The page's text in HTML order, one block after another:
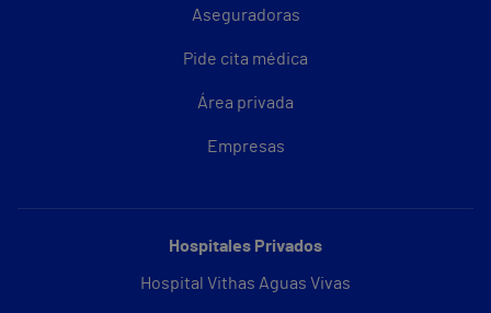
Aseguradoras
Pide cita médica
Área privada
Empresas
Hospitales Privados
Hospital Vithas Aguas Vivas